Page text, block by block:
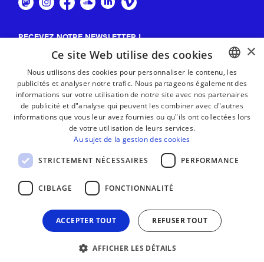
RECEVEZ NOTRE NEWSLETTER !
MENTIONS LÉGALES
BASQUE
FRENCH
×
Ce site Web utilise des cookies
Nous utilisons des cookies pour personnaliser le contenu, les
publicités et analyser notre trafic. Nous partageons également des
informations sur votre utilisation de notre site avec nos partenaires
de publicité et d"analyse qui peuvent les combiner avec d"autres
informations que vous leur avez fournies ou qu"ils ont collectées lors
de votre utilisation de leurs services.
Au sujet de la gestion des cookies
STRICTEMENT NÉCESSAIRES PERFORMANCE
CIBLAGE FONCTIONNALITÉ
ACCEPTER TOUT REFUSER TOUT
AFFICHER LES DÉTAILS